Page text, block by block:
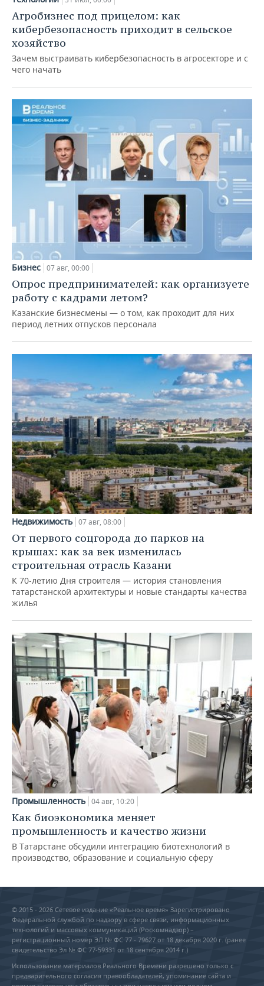
Агробизнес под прицелом: как
кибербезопасность приходит в сельское
хозяйство
Зачем выстраивать кибербезопасность в агросекторе и с
чего начать
Бизнес 07 авг, 00:00
Опрос предпринимателей: как организуете
работу с кадрами летом?
Казанские бизнесмены — о том, как проходит для них
период летних отпусков персонала
Недвижимость 07 авг, 08:00
От первого соцгорода до парков на
крышах: как за век изменилась
строительная отрасль Казани
К 70-летию Дня строителя — история становления
татарстанской архитектуры и новые стандарты качества
жилья
Промышленность 04 авг, 10:20
Как биоэкономика меняет
промышленность и качество жизни
В Татарстане обсудили интеграцию биотехнологий в
производство, образование и социальную сферу
© 2015 - 2026 Сетевое издание «Реальное время» Зарегистрировано
Федеральной службой по надзору в сфере связи, информационных
технологий и массовых коммуникаций (Роскомнадзор) –
регистрационный номер ЭЛ № ФС 77 - 79627 от 18 декабря 2020 г. (ранее
свидетельство Эл № ФС 77-59331 от 18 сентября 2014 г.)
Использование материалов Реального Времени разрешено только с
предварительного согласия правообладателей, упоминание сайта и